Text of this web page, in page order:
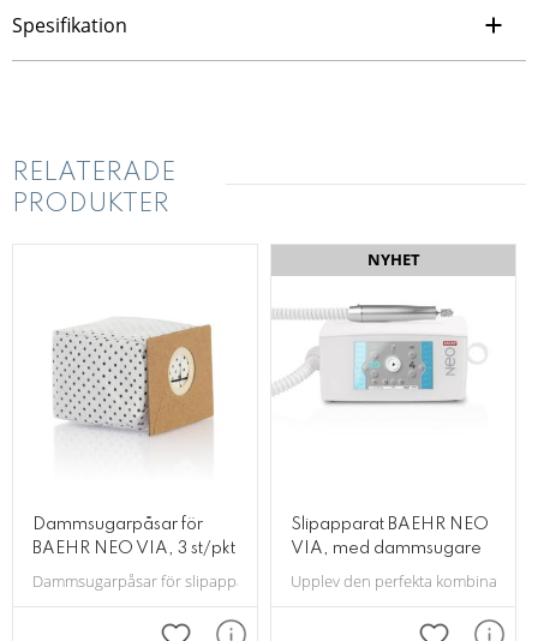
Spesifikation
RELATERADE
PRODUKTER
Dammsugarpåsar för
BAEHR NEO VIA, 3 st/pkt
Dammsugarpåsar för slipapparat BAEHR NEO och NEO VIA, 3 pack.
Slipapparat BAEHR NEO
VIA, med dammsugare
Upplev den perfekta
NYHET